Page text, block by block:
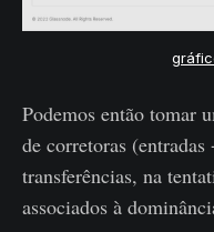
Podemos então tomar
de corretoras
transferências, na
associados à